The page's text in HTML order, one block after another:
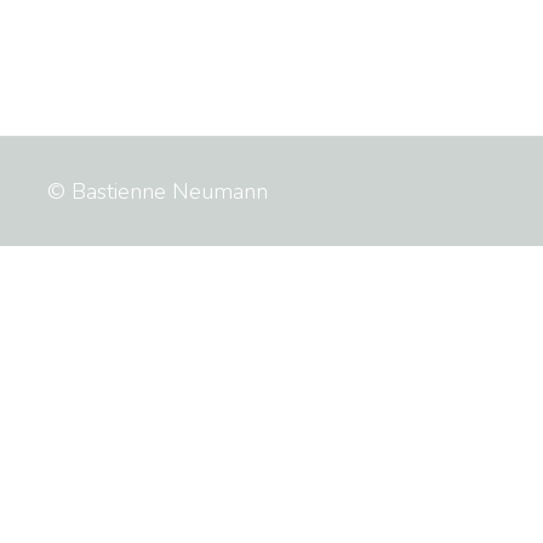
© Bastienne Neumann